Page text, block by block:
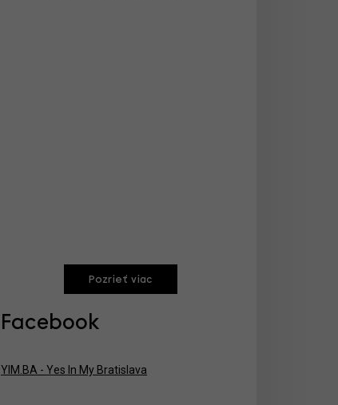
Pozrieť viac
Facebook
YIM.BA - Yes In My Bratislava